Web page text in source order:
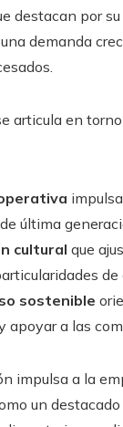
destacan por
demanda
articula en
última
cultural que
de
sostenible
apoyar a las
impulsa a la
un